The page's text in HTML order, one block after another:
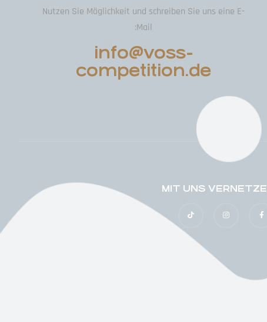
Nutzen Sie Möglichkeit und schreiben Sie uns eine E-
Mail:
info@voss-
competition.de
MIT UNS